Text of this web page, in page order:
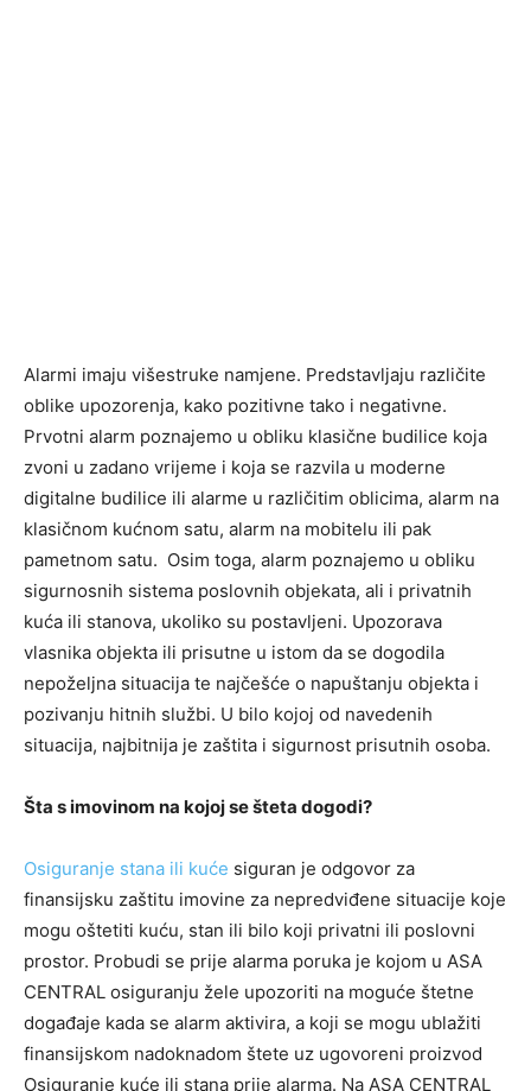
Alarmi imaju višestruke namjene. Predstavljaju različite
oblike upozorenja, kako pozitivne tako i negativne.
Prvotni alarm poznajemo u obliku klasične budilice koja
zvoni u zadano vrijeme i koja se razvila u moderne
digitalne budilice ili alarme u različitim oblicima, alarm na
klasičnom kućnom satu, alarm na mobitelu ili pak
pametnom satu. Osim toga, alarm poznajemo u obliku
sigurnosnih sistema poslovnih objekata, ali i privatnih
kuća ili stanova, ukoliko su postavljeni. Upozorava
vlasnika objekta ili prisutne u istom da se dogodila
nepoželjna situacija te najčešće o napuštanju objekta i
pozivanju hitnih službi. U bilo kojoj od navedenih
situacija, najbitnija je zaštita i sigurnost prisutnih osoba.
Šta s imovinom na kojoj se šteta dogodi?
Osiguranje stana ili kuće siguran je odgovor za
finansijsku zaštitu imovine za nepredviđene situacije koje
mogu oštetiti kuću, stan ili bilo koji privatni ili poslovni
prostor. Probudi se prije alarma poruka je kojom u ASA
CENTRAL osiguranju žele upozoriti na moguće štetne
događaje kada se alarm aktivira, a koji se mogu ublažiti
finansijskom nadoknadom štete uz ugovoreni proizvod
Osiguranje kuće ili stana prije alarma. Na ASA CENTRAL